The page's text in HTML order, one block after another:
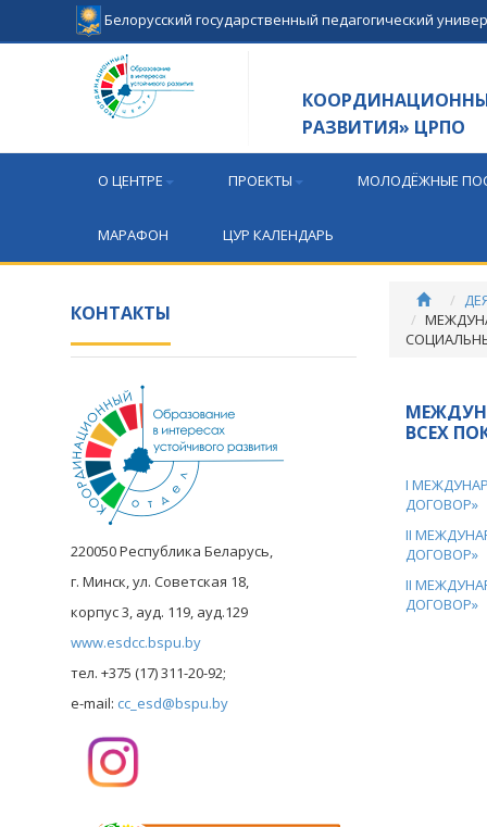
Белорусский государственный педагогический
РАЗВИТИЯ» ЦРПО
О ЦЕНТРЕ ПРОЕКТЫ МОЛОДЁЖНЫЕ
МАРАФОН ЦУР КАЛЕНДАРЬ
КОНТАКТЫ
220050 Республика Беларусь,
г. Минск, ул. Советская 18,
корпус 3, ауд. 119, ауд.129
www.esdcc.bspu.by
тел. +375 (17) 311-20-92;
e-mail: cc_esd@bspu.by
ВСЕХ
I
ДОГОВОР»
II
ДОГОВОР»
II
ДОГОВОР»